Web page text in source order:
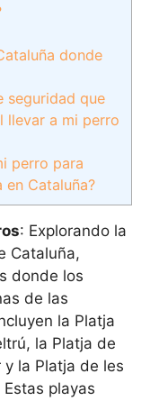
donde
seguridad que
llevar a mi perro
perro para
Cataluña?
: Explorando la
Cataluña,
donde los
de las
la Platja
la Platja de
y la Platja de les
playas